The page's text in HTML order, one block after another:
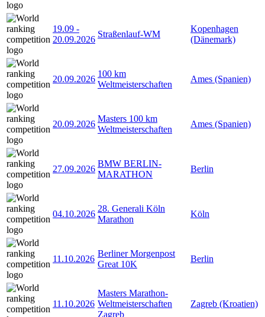
19.09 -
20.09.2026
Straßenlauf-WM
Kopenhagen
(Dänemark)
20.09.2026
100 km
Weltmeisterschaften
Ames (Spanien)
20.09.2026
Masters 100 km
Weltmeisterschaften
Ames (Spanien)
27.09.2026
BMW BERLIN-
MARATHON
Berlin
04.10.2026
28. Generali Köln
Marathon
Köln
11.10.2026
Berliner Morgenpost
Great 10K
Berlin
11.10.2026
Masters Marathon-
Weltmeisterschaften
Zagreb
Zagreb (Kroatien)